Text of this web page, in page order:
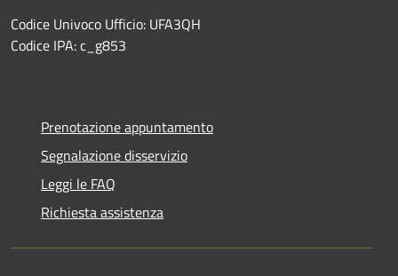
Codice Univoco Ufficio: UFA3QH
Codice IPA: c_g853
Prenotazione appuntamento
Segnalazione disservizio
Leggi le FAQ
Richiesta assistenza